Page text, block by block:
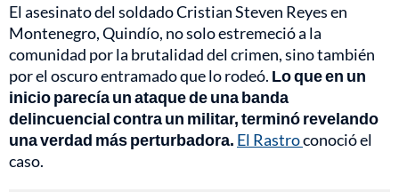
El asesinato del soldado Cristian Steven Reyes en
Montenegro, Quindío, no solo estremeció a la
comunidad por la brutalidad del crimen, sino también
por el oscuro entramado que lo rodeó. Lo que en un
inicio parecía un ataque de una banda
delincuencial contra un militar, terminó revelando
una verdad más perturbadora. El Rastroconoció el
caso.